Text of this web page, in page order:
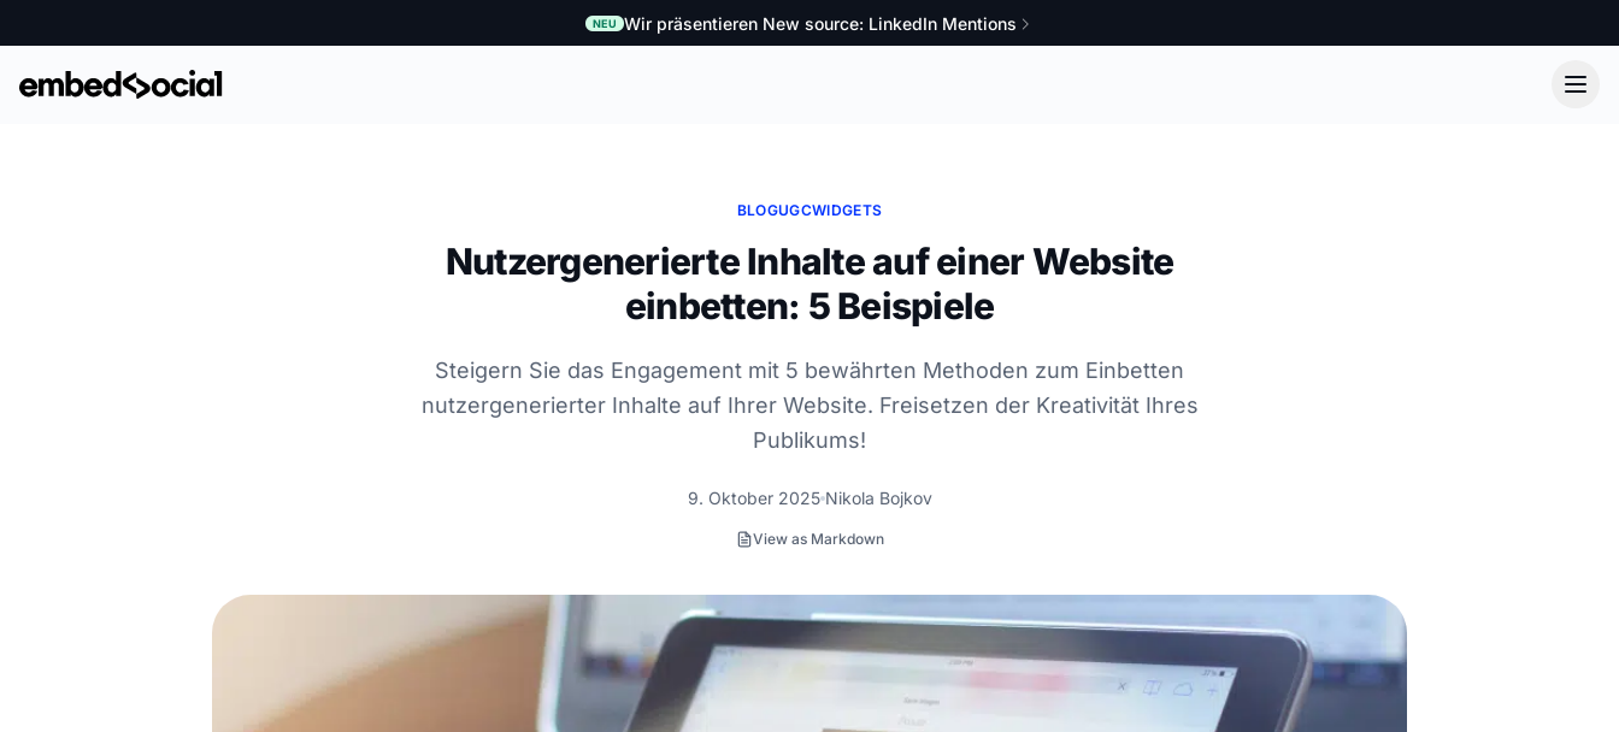
NEU Wir präsentieren New source: LinkedIn Mentions
BLOGUGCWIDGETS
Nutzergenerierte Inhalte auf einer Website
einbetten: 5 Beispiele
Steigern Sie das Engagement mit 5 bewährten Methoden zum Einbetten
nutzergenerierter Inhalte auf Ihrer Website. Freisetzen der Kreativität Ihres
Publikums!
9. Oktober 2025 Nikola Bojkov
View as Markdown